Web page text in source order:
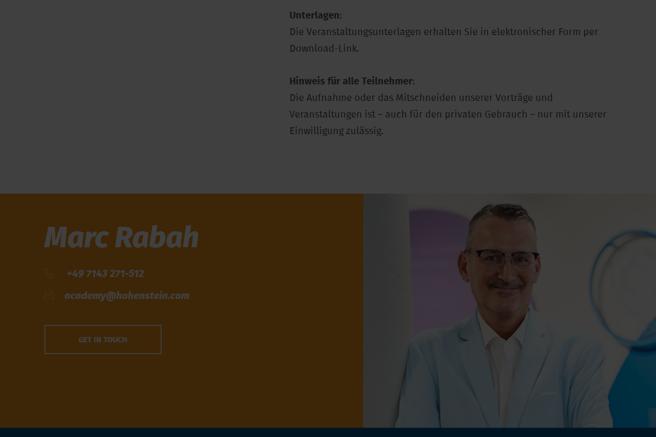
Unterlagen:
Die Veranstaltungsunterlagen erhalten Sie in elektronischer Form per
Download-Link.
Hinweis für alle Teilnehmer:
Die Aufnahme oder das Mitschneiden unserer Vorträge und
Veranstaltungen ist – auch für den privaten Gebrauch – nur mit unserer
Einwilligung zulässig.
Marc Rabah
+49 7143 271-512
academy@hohenstein.com
GET IN TOUCH